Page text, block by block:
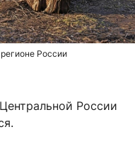
России
России